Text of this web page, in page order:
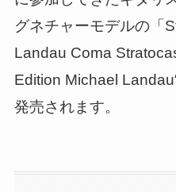
グネチャーモデルの「
Landau Coma
Edition Michael
発売されます。